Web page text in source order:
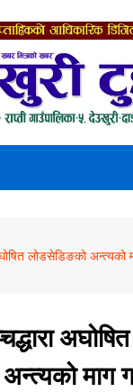
लोडसेडिङको अन्त्यको
अघोषित
माग